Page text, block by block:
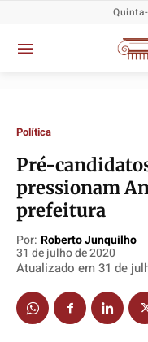
Política
Socioeconômicas
TV Século
Justiça
Educação
Segurança
Política
Socioeconômicas
TV Século
Justiça
Educação
Segurança
Política
Socioeconômicas
TV Século
Justiça
Educação
Segurança
Política
Socioeconômicas
TV Século
Justiça
Educação
Segurança
Política
​Pré-
pressionam
prefeitura
Por: Roberto Junquilho
31 de julho de 2020
Atualizado em 31 de